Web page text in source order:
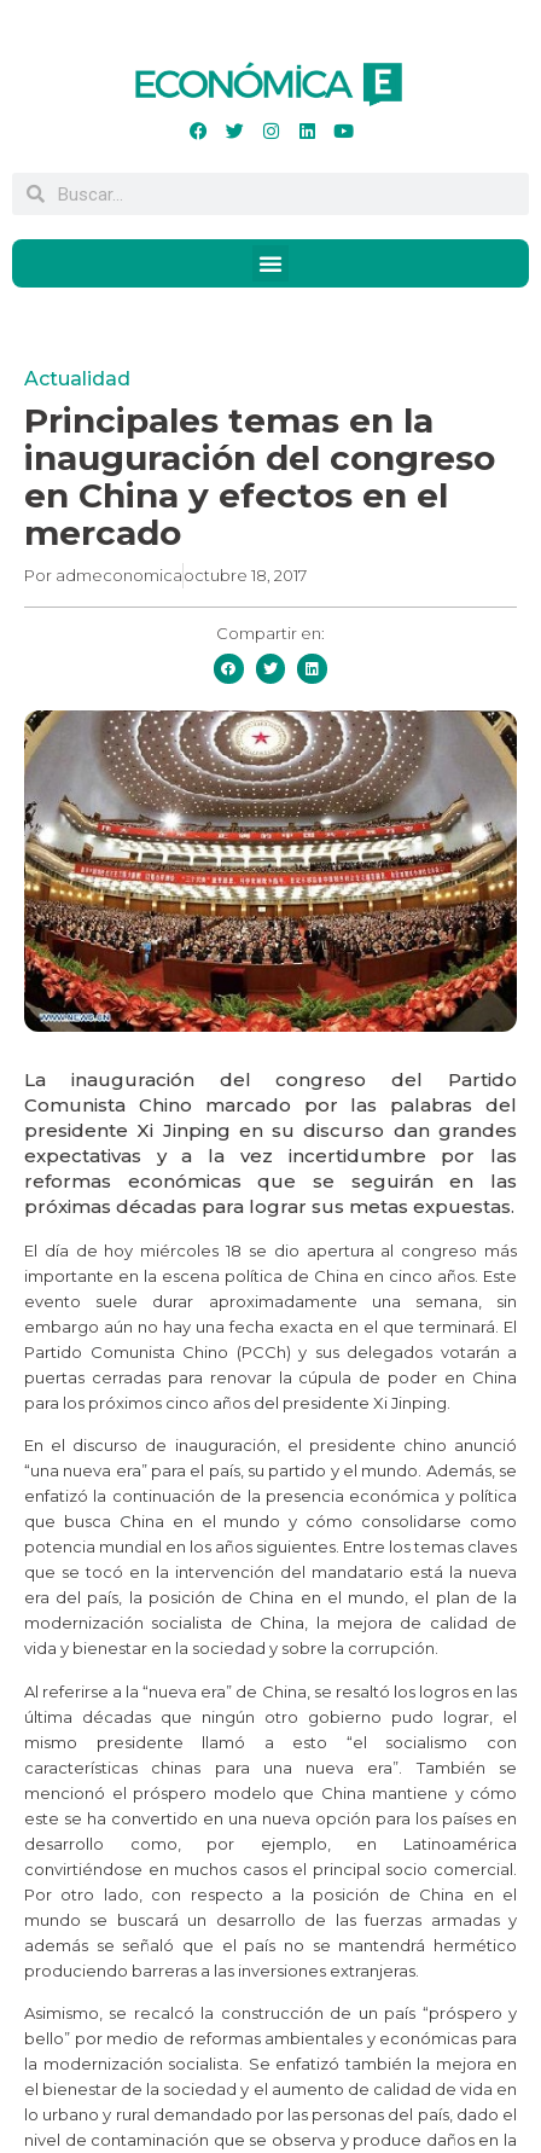
Actualidad
Principales temas en la
inauguración del congreso
en China y efectos en el
mercado
Por admeconomicaoctubre 18, 2017
Compartir en:
La inauguración del congreso del Partido
Comunista Chino marcado por las palabras del
presidente Xi Jinping en su discurso dan grandes
expectativas y a la vez incertidumbre por las
reformas económicas que se seguirán en las
próximas décadas para lograr sus metas expuestas.
El día de hoy miércoles 18 se dio apertura al congreso más
importante en la escena política de China en cinco años. Este
evento suele durar aproximadamente una semana, sin
embargo aún no hay una fecha exacta en el que terminará. El
Partido Comunista Chino (PCCh) y sus delegados votarán a
puertas cerradas para renovar la cúpula de poder en China
para los próximos cinco años del presidente Xi Jinping.
En el discurso de inauguración, el presidente chino anunció
“una nueva era” para el país, su partido y el mundo. Además, se
enfatizó la continuación de la presencia económica y política
que busca China en el mundo y cómo consolidarse como
potencia mundial en los años siguientes. Entre los temas claves
que se tocó en la intervención del mandatario está la nueva
era del país, la posición de China en el mundo, el plan de la
modernización socialista de China, la mejora de calidad de
vida y bienestar en la sociedad y sobre la corrupción.
Al referirse a la “nueva era” de China, se resaltó los logros en las
última décadas que ningún otro gobierno pudo lograr, el
mismo presidente llamó a esto “el socialismo con
características chinas para una nueva era”. También se
mencionó el próspero modelo que China mantiene y cómo
este se ha convertido en una nueva opción para los países en
desarrollo como, por ejemplo, en Latinoamérica
convirtiéndose en muchos casos el principal socio comercial.
Por otro lado, con respecto a la posición de China en el
mundo se buscará un desarrollo de las fuerzas armadas y
además se señaló que el país no se mantendrá hermético
produciendo barreras a las inversiones extranjeras.
Asimismo, se recalcó la construcción de un país “próspero y
bello” por medio de reformas ambientales y económicas para
la modernización socialista. Se enfatizó también la mejora en
el bienestar de la sociedad y el aumento de calidad de vida en
lo urbano y rural demandado por las personas del país, dado el
nivel de contaminación que se observa y produce daños en la